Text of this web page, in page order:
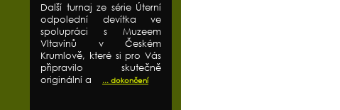
Další turnaj ze série Úterní
odpolední devítka ve
spolupráci s Muzeem
Vltavínů v Českém
Krumlově, které si pro Vás
připravilo skutečně
originální a
... dokončení